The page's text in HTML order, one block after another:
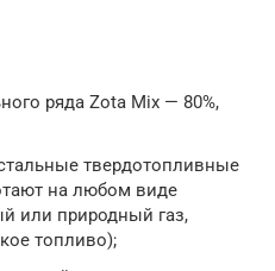
ряда Zota Mix — 80%,
твердотопливные
на любом виде
или природный газ,
топливо);